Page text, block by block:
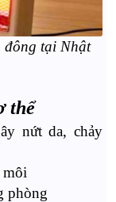
đông tại Nhật
thể
nứt da, chảy
môi
phòng